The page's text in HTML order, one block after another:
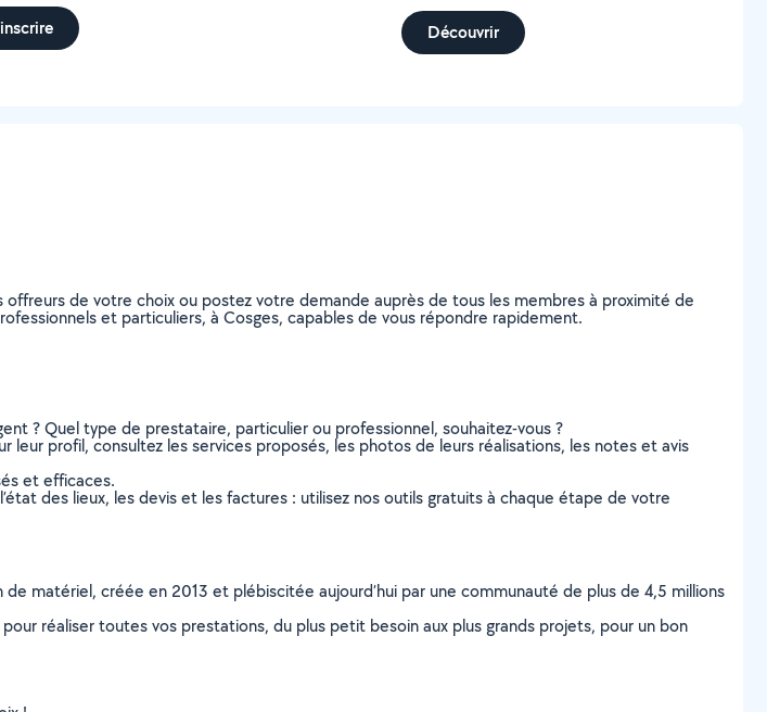
Découvrir
de votre choix ou postez votre demande auprès de tous les membres à proximité de
et particuliers, à Cosges, capables de vous répondre rapidement.
? Quel type de prestataire, particulier ou professionnel, souhaitez-vous ?
profil, consultez les services proposés, les photos de leurs réalisations, les notes et avis
et efficaces.
des lieux, les devis et les factures : utilisez nos outils gratuits à chaque étape de votre
matériel, créée en 2013 et plébiscitée aujourd’hui par une communauté de plus de 4,5 millions
réaliser toutes vos prestations, du plus petit besoin aux plus grands projets, pour un bon